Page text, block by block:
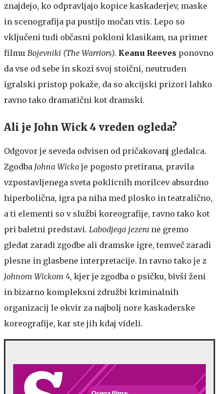
znajdejo, ko odpravljajo kopice kaskaderjev, maske
in scenografija pa pustijo močan vtis. Lepo so
vključeni tudi občasni pokloni klasikam, na primer
filmu Bojevniki (The Warriors). Keanu Reeves ponovno
da vse od sebe in skozi svoj stoični, neutruden
igralski pristop pokaže, da so akcijski prizori lahko
ravno tako dramatični kot dramski.
Ali je John Wick 4 vreden ogleda?
Odgovor je seveda odvisen od pričakovanj gledalca.
Zgodba Johna Wicka je pogosto pretirana, pravila
vzpostavljenega sveta poklicnih morilcev absurdno
hiperbolična, igra pa niha med plosko in teatralično,
a ti elementi so v službi koreografije, ravno tako kot
pri baletni predstavi. Labodjega jezera ne gremo
gledat zaradi zgodbe ali dramske igre, temveč zaradi
plesne in glasbene interpretacije. In ravno tako je z
Johnom Wickom 4, kjer je zgodba o psičku, bivši ženi
in bizarno kompleksni združbi kriminalnih
organizacij le okvir za najbolj nore kaskaderske
koreografije, kar ste jih kdaj videli.